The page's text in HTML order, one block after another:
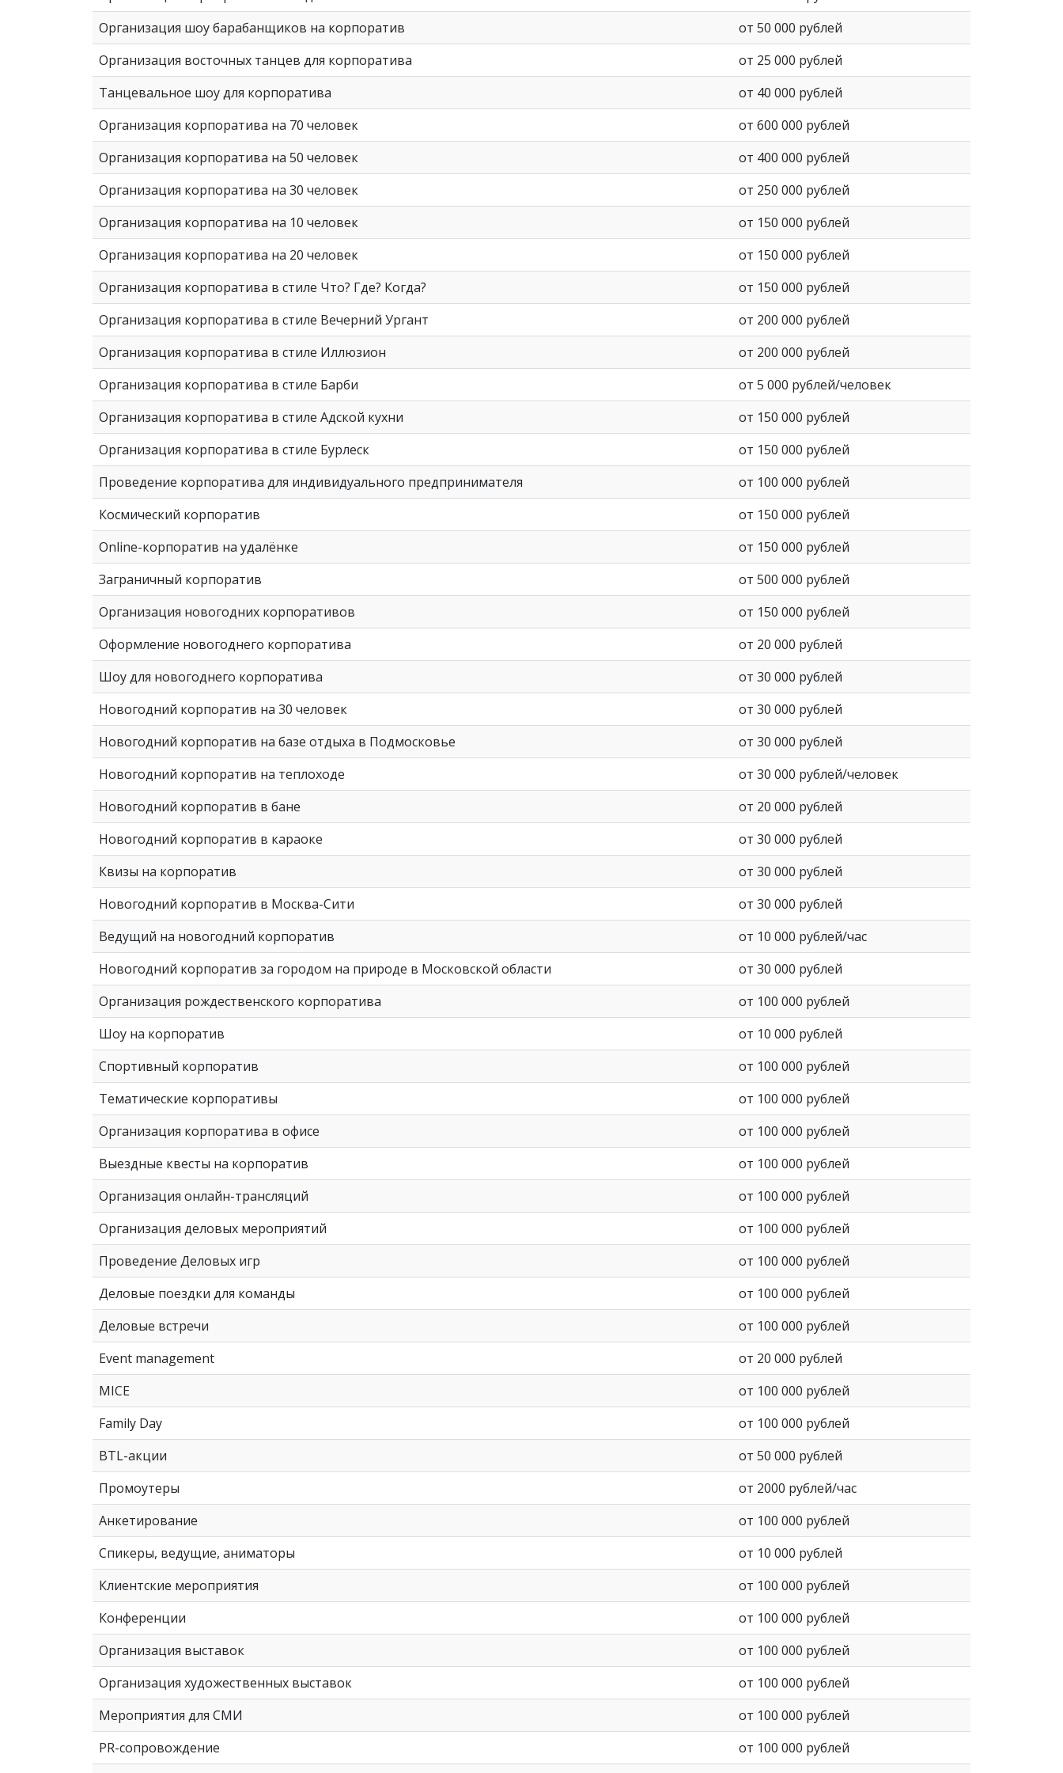
Организация шоу барабанщиков на корпоратив
от 50 000 рублей
Организация восточных танцев для корпоратива
от 25 000 рублей
Танцевальное шоу для корпоратива
от 40 000 рублей
Организация корпоратива на 70 человек
от 600 000 рублей
Организация корпоратива на 50 человек
от 400 000 рублей
Организация корпоратива на 30 человек
от 250 000 рублей
Организация корпоратива на 10 человек
от 150 000 рублей
Организация корпоратива на 20 человек
от 150 000 рублей
Организация корпоратива в стиле Что? Где? Когда?
от 150 000 рублей
Организация корпоратива в стиле Вечерний Ургант
от 200 000 рублей
Организация корпоратива в стиле Иллюзион
от 200 000 рублей
Организация корпоратива в стиле Барби
от 5 000 рублей/человек
Организация корпоратива в стиле Адской кухни
от 150 000 рублей
Организация корпоратива в стиле Бурлеск
от 150 000 рублей
Проведение корпоратива для индивидуального предпринимателя
от 100 000 рублей
Космический корпоратив
от 150 000 рублей
Online-корпоратив на удалёнке
от 150 000 рублей
Заграничный корпоратив
от 500 000 рублей
Организация новогодних корпоративов
от 150 000 рублей
Оформление новогоднего корпоратива
от 20 000 рублей
Шоу для новогоднего корпоратива
от 30 000 рублей
Новогодний корпоратив на 30 человек
от 30 000 рублей
Новогодний корпоратив на базе отдыха в Подмосковье
от 30 000 рублей
Новогодний корпоратив на теплоходе
от 30 000 рублей/человек
Новогодний корпоратив в бане
от 20 000 рублей
Новогодний корпоратив в караоке
от 30 000 рублей
Квизы на корпоратив
от 30 000 рублей
Новогодний корпоратив в Москва-Сити
от 30 000 рублей
Ведущий на новогодний корпоратив
от 10 000 рублей/час
Новогодний корпоратив за городом на природе в Московской области
от 30 000 рублей
Организация рождественского корпоратива
от 100 000 рублей
Шоу на корпоратив
от 10 000 рублей
Спортивный корпоратив
от 100 000 рублей
Тематические корпоративы
от 100 000 рублей
Организация корпоратива в офисе
от 100 000 рублей
Выездные квесты на корпоратив
от 100 000 рублей
Организация онлайн-трансляций
от 100 000 рублей
Организация деловых мероприятий
от 100 000 рублей
Проведение Деловых игр
от 100 000 рублей
Деловые поездки для команды
от 100 000 рублей
Деловые встречи
от 100 000 рублей
Event management
от 20 000 рублей
MICE
от 100 000 рублей
Family Day
от 100 000 рублей
BTL-акции
от 50 000 рублей
Промоутеры
от 2000 рублей/час
Анкетирование
от 100 000 рублей
Спикеры, ведущие, аниматоры
от 10 000 рублей
Клиентские мероприятия
от 100 000 рублей
Конференции
от 100 000 рублей
Организация выставок
от 100 000 рублей
Организация художественных выставок
от 100 000 рублей
Мероприятия для СМИ
от 100 000 рублей
PR-сопровождение
от 100 000 рублей